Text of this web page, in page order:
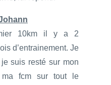
10km il y a 2
d’entrainement. Je
je suis resté sur mon
fcm sur tout le